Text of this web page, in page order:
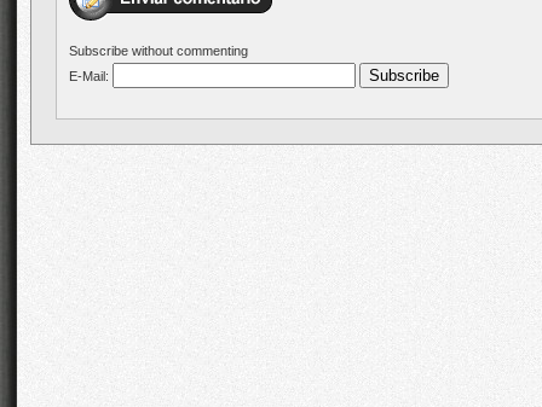
Subscribe without commenting
E-Mail: